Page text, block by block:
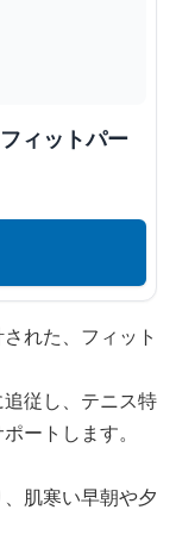
ィットパー
れた、フィット
従し、テニス特
ートします。
肌寒い早朝や夕